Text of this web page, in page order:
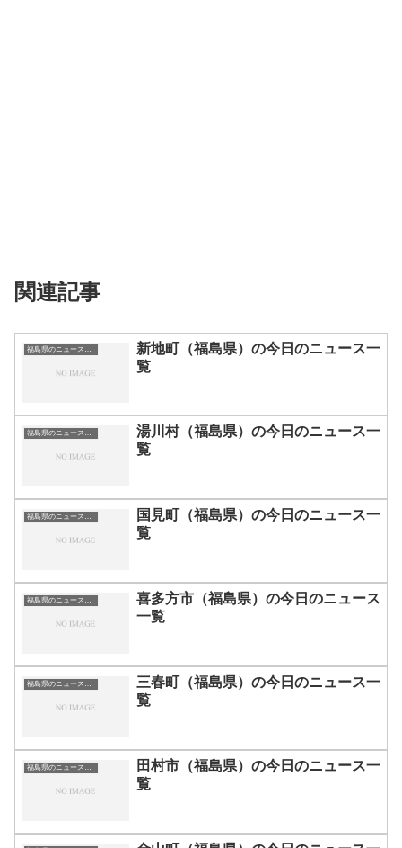
関連記事
福島県のニュース一覧
新地町（福島県）の今日のニュース一
覧
福島県のニュース一覧
湯川村（福島県）の今日のニュース一
覧
福島県のニュース一覧
国見町（福島県）の今日のニュース一
覧
福島県のニュース一覧
喜多方市（福島県）の今日のニュース
一覧
福島県のニュース一覧
三春町（福島県）の今日のニュース一
覧
福島県のニュース一覧
田村市（福島県）の今日のニュース一
覧